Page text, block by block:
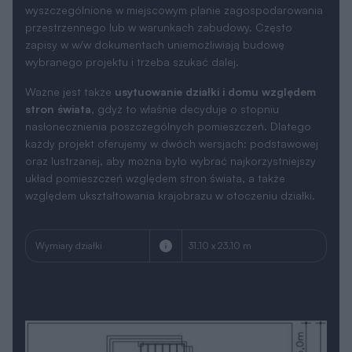
wyszczególnione w miejscowym planie zagospodarowania
przestrzennego lub w warunkach zabudowy. Często
zapisy w w/w dokumentach uniemożliwiają budowę
wybranego projektu i trzeba szukać dalej.
Ważne jest także usytuowanie działki i domu względem
stron świata, gdyż to właśnie decyduje o stopniu
nasłonecznienia poszczególnych pomieszczeń. Dlatego
każdy projekt oferujemy w dwóch wersjach: podstawowej
oraz lustrzanej, aby można było wybrać najkorzystniejszy
układ pomieszczeń względem stron świata, a także
względem ukształtowania krajobrazu w otoczeniu działki.
Wymiary działki 31.10 x 23.10 m